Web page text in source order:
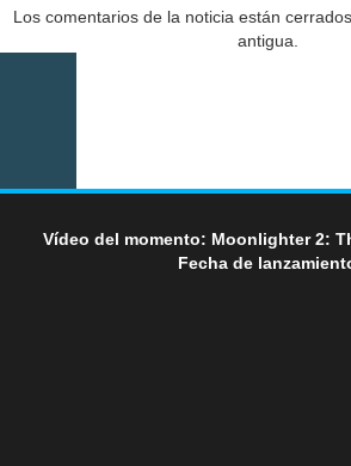
Los comentarios de la noticia están
antigua.
Vídeo del momento: Moonlighter 2:
Fecha de